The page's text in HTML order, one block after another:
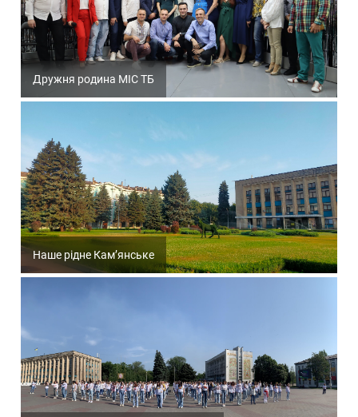
Дружня родина МІС ТБ
Наше рідне Кам’янське